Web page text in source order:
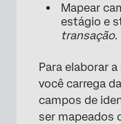
Mapear
estágio e
transação.
Para elaborar
você carrega
campos de
ser mapeados